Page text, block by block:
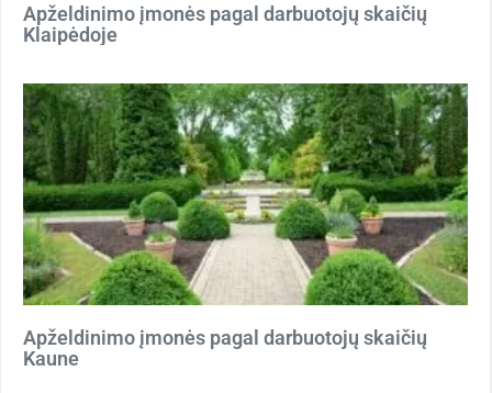
Apželdinimo įmonės pagal darbuotojų skaičių
Klaipėdoje
Apželdinimo įmonės pagal darbuotojų skaičių
Kaune